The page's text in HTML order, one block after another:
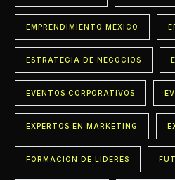
EMPRENDIMIENTO MÉXICO
ESTRATEGIA DE NEGOCIOS
EVENTOS CORPORATIVOS
EXPERTOS EN MARKETING
FORMACIÓN DE LÍDERES